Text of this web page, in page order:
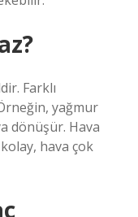
Farklı
yağmur
dönüşür. Hava
hava çok